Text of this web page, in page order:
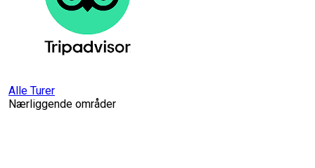
Alle Turer
Nærliggende områder